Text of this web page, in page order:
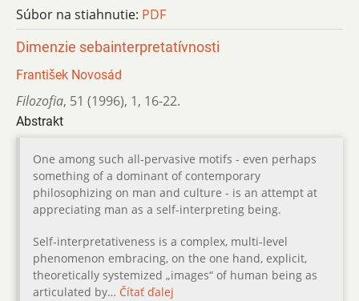
Súbor na stiahnutie: PDF
Dimenzie sebainterpretatívnosti
František Novosád
Filozofia, 51 (1996), 1, 16-22.
Abstrakt
One among such all-pervasive motifs - even perhaps
something of a dominant of contemporary
philosophizing on man and culture - is an attempt at
appreciating man as a self-interpreting being.
Self-interpretativeness is a complex, multi-level
phenomenon embracing, on the one hand, explicit,
theoretically systemized „images“ of human being as
articulated by… Čítať ďalej